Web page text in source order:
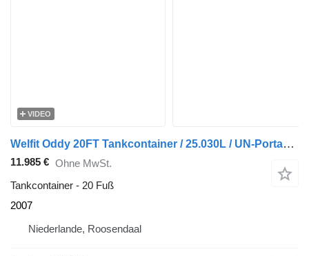
VIDEO
Welfit Oddy 20FT Tankcontainer / 25.030L / UN-Portable T11
11.985 € Ohne MwSt.
Tankcontainer - 20 Fuß
2007
Niederlande, Roosendaal